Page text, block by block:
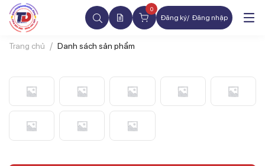
0
Đăng ký Đăng nhập
Trang chủ Danh sách sản phẩm